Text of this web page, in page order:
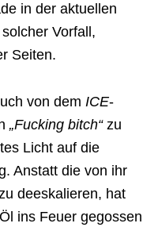
in der aktuellen
Vorfall,
Seiten.
von dem ICE-
„Fucking bitch“zu
Licht auf die
Anstatt die von ihr
deeskalieren, hat
ins Feuer gegossen